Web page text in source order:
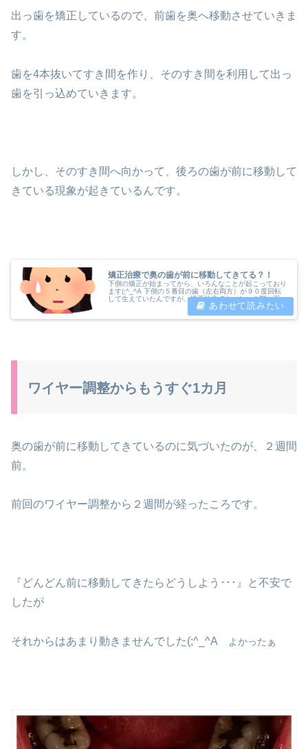
出っ歯を矯正しているので、前歯を奥へ移動させていきま
す。
歯を4本抜いてすき間を作り、そのすき間を利用して出っ
歯を引っ込めていきます。
しかし、そのすき間へ向かって、後ろの歯が前に移動して
きている現象が起きているんです。
矯正治療で奥の歯が前に移動してきてる？！
下側の矯正が始まってから、いろんなことが起こっており
ます(;^_^A 下側の５番目の歯（左右両方）が９０度回転
して生えていたんですが、矯正治療であっという間に正し
い向きに直りました。ブラケットが手前を向いている歯
が、９０度回転して生えている...
ワイヤー調整からもうすぐ1カ月
奥の歯が前に移動してきているのに気づいたのが、２週間
前。
前回のワイヤー調整から２週間が経ったころです。
『どんどん前に移動してきたらどうしよう･･･』と不安で
したが
それからはあまり動きませんでした(;^_^A よかったぁ